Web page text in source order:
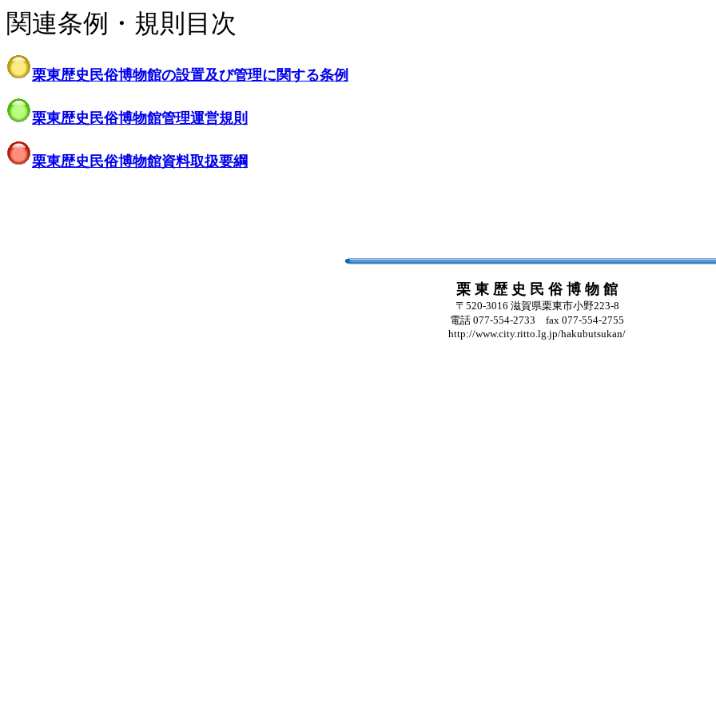
関連条例・規則目次
栗東歴史民俗博物館の設置及び管理に関する条例
栗東歴史民俗博物館管理運営規則
栗東歴史民俗博物館資料取扱要綱
栗 東 歴 史 民 俗 博 物 館
〒520-3016 滋賀県栗東市小野223-8
電話 077-554-2733 fax 077-554-2755
http://www.city.ritto.lg.jp/hakubutsukan/